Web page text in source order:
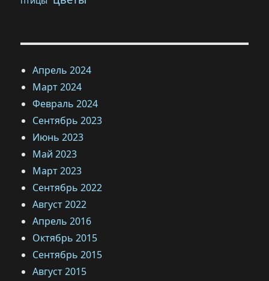
Апрель 2024
Март 2024
Февраль 2024
Сентябрь 2023
Июнь 2023
Май 2023
Март 2023
Сентябрь 2022
Август 2022
Апрель 2016
Октябрь 2015
Сентябрь 2015
Август 2015